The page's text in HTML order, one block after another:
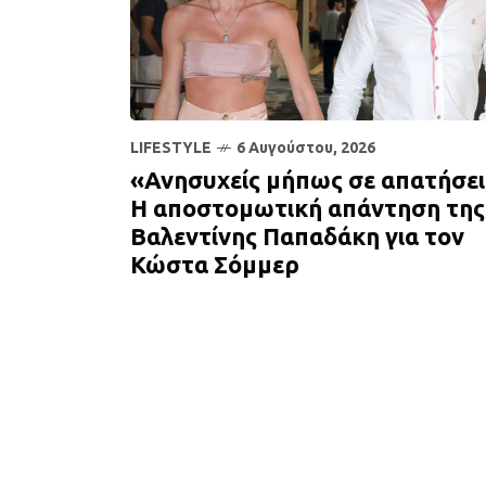
LIFESTYLE 6 Αυγούστου, 2026
«Ανησυχείς μήπως σε
Η αποστομωτική απάντηση της
Βαλεντίνης Παπαδάκη για τον
Κώστα Σόμμερ